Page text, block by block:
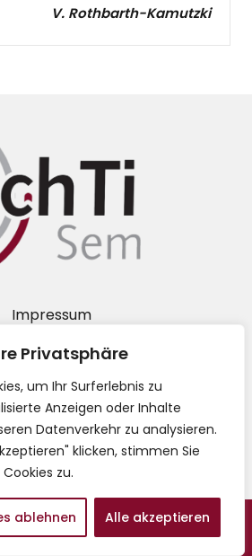
Privatsphäre
um Ihr Surferlebnis zu
Anzeigen oder Inhalte
Datenverkehr zu analysieren.
klicken, stimmen Sie
zu.
ablehnen Alle akzeptieren
V. Rothbarth-Kamutzki
Impressum
Datenschutz
AGB